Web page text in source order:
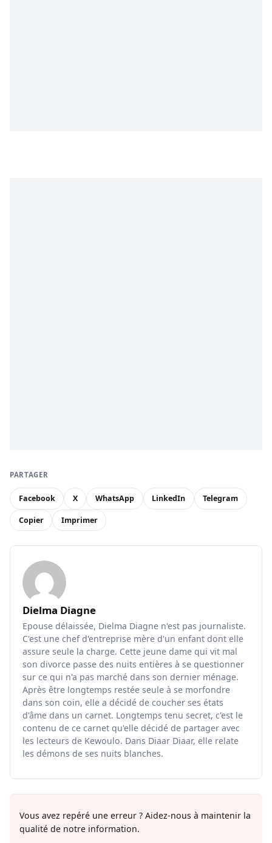
PARTAGER
Facebook X WhatsApp LinkedIn Telegram
Copier Imprimer
Dielma Diagne
Epouse délaissée, Dielma Diagne n'est pas journaliste.
C'est une chef d'entreprise mère d'un enfant dont elle
assure seule la charge. Cette jeune dame qui vit mal
son divorce passe des nuits entières à se questionner
sur ce qui n'a pas marché dans son dernier ménage.
Après être longtemps restée seule à se morfondre
dans son coin, elle a décidé de coucher ses états
d'âme dans un carnet. Longtemps tenu secret, c'est le
contenu de ce carnet qu'elle décidé de partager avec
les lecteurs de Kewoulo. Dans Diaar Diaar, elle relate
les démons de ses nuits blanches.
Vous avez repéré une erreur ? Aidez-nous à maintenir la
qualité de notre information.